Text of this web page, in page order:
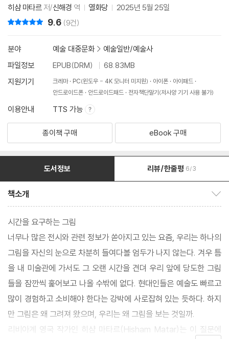
히샴 마타르 저/신해경 역 열화당 2025년 5월 25일
9.6 (9건)
분야 예술 대중문화 > 예술일반/예술사
파일정보
EPUB(DRM)
68.83MB
지원기기
크레마 PC(윈도우 - 4K 모니터 미지원) 아이폰
아이패드
안드로이드폰
안드로이드패드 전자책단말기(저사양 기기 사용 불가)
이용안내 TTS 가능
종이책 구매 eBook 구매
도서정보 리뷰/한줄평 6/3
책소개
시간을 요구하는 그림
너무나 많은 전시와 관련 정보가 쏟아지고 있는 요즘, 우리는 하나의
그림을 자신의 눈으로 차분히 들여다볼 엄두가 나지 않는다. 겨우 틈
을 내 미술관에 가서도 그 오랜 시간을 견뎌 우리 앞에 당도한 그림
들을 잠깐씩 훑어보고 나올 수밖에 없다. 현대인들은 예술도 빠르고
많이 경험하고 소비해야 한다는 강박에 사로잡혀 있는 듯하다. 하지
만 그림은 왜 그려져 왔으며, 우리는 왜 그림을 보는 것일까.
리비아계 영국 작가인 히샴 마타르(Hisham Matar)는 이 질문에